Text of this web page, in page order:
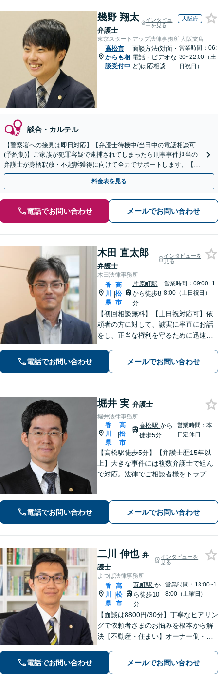
幾野 翔太
弁護士
インタビュ
ーを見る
大阪府
東京スタートアップ法律事務所 大阪支店
高松市
からも相
談受付中
面談方法(対面・
電話・ビデオな
ど)は応相談
営業時間：06:
30~22:00（土
日祝日）
談合・カルテル
【警察署への接見は即日対応】【弁護士待機中/当日中の電話相談可
(予約制)】ご家族が犯罪容疑で逮捕されてしまったら刑事事件担当の
弁護士が身柄釈放・不起訴獲得に向けて全力でサポートします。【毎
月100名以上の相談実績】【全国対応】
料金表を見る
電話でお問い合わせ メールでお問い合わせ
木田 直太郎
弁護士
インタビューを
見る
木田法律事務所
香
川
県
|
高
松
市
片原町駅
から徒歩8
分
営業時間：09:00~1
8:00（土日祝日）
【初回相談無料】【土日祝対応可】依
頼者の方に対して、誠実に率直にお話
をし、正当な権利を守るために迅速に
テラン弁護士のノウハウと、若手弁護
士のフットワークで、依頼者の方の多
電話でお問い合わせ メールでお問い合わせ
堀井 実 弁護士
堀井法律事務所
香
川
県
|
高
松
市
高松駅から
徒歩5分
営業時間：本
日定休日
【高松駅徒歩5分】【弁護士歴15年以
上】大きな事件には複数弁護士で組ん
で対応。法律でご相談者様をトラブル
人として、誠心誠意ご対応します。お
気軽にご連絡ください。
電話でお問い合わせ メールでお問い合わせ
二川 伸也 弁
護士
インタビューを
見る
よつば法律事務所
香
川
県
|
高
松
市
瓦町駅 か
ら徒歩10
分
営業時間：13:00~1
8:00（土曜日）
【面談は8800円/30分】丁寧なヒアリン
グで依頼者さまのお悩みを根本から解
決【不動産・住まい】オーナー側・借
遺言】他士業との連携でスピーディー
に解決します【夜間・休日相談可】
電話でお問い合わせ メールでお問い合わせ